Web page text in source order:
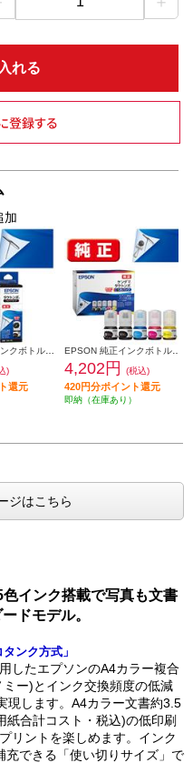
れる
加
EPSON 純正インクボトル タケトンボ フォトブラック TAK-PB
)
還元
EPSON 純正インクボトル ケンダマ・タケトンボ 5色パック KETA-5CL
4,202円 (税込)
420円分ポイント還元
即納（在庫あり）
ジはこちら
インク搭載で写真も文書
ドモデル。
ンク方式」
したエプソンのA4カラー複合
ー)とインク交換頻度の低減
現します。A4カラー文書約3.5
合計コスト・税込)の低印刷
リントを楽しめます。インク
できる「使い切りサイズ」で